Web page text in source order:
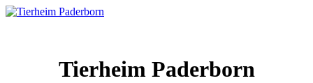
Tierheim Paderborn